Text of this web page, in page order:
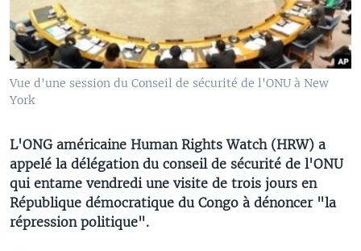
Vue d'une session du Conseil de sécurité de l'ONU à New
York
L'ONG américaine Human Rights Watch (HRW) a
appelé la délégation du conseil de sécurité de l'ONU
qui entame vendredi une visite de trois jours en
République démocratique du Congo à dénoncer "la
répression politique".